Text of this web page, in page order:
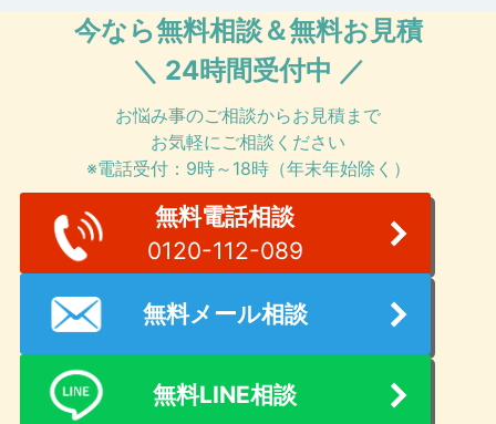
今なら無料相談＆無料お見積
＼ 24時間受付中 ／
お悩み事のご相談からお見積まで
お気軽にご相談ください
※電話受付：9時～18時（年末年始除く）
無料電話相談
0120-112-089
無料メール相談
無料LINE相談